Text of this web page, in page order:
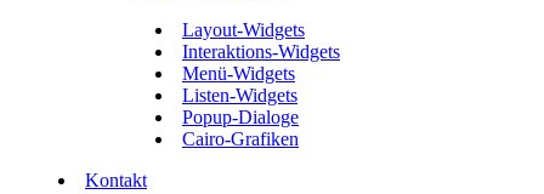
Layout-Widgets
Interaktions-Widgets
Menü-Widgets
Listen-Widgets
Popup-Dialoge
Cairo-Grafiken
Kontakt